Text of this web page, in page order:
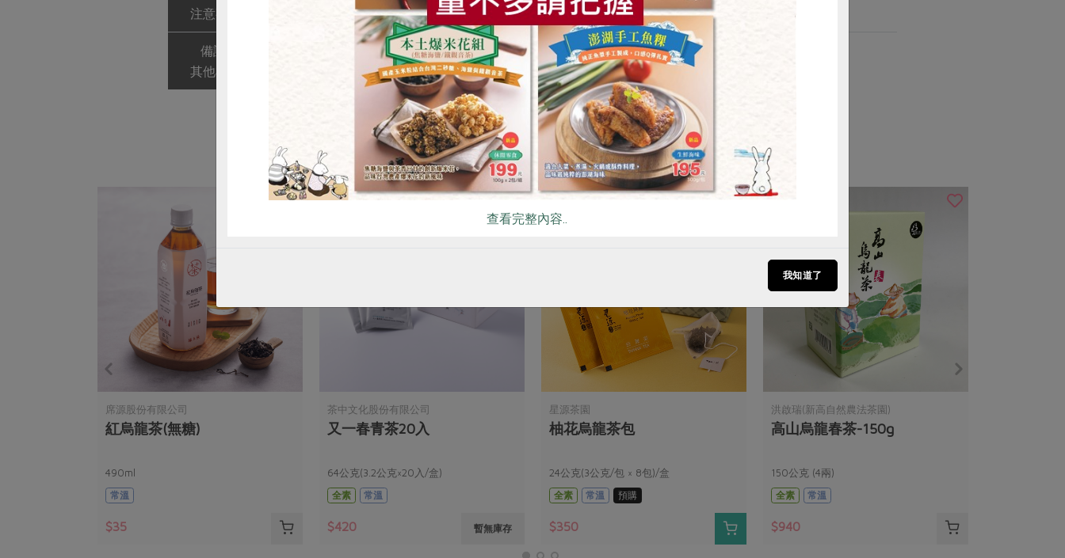
注意事項 本品含有牛奶及其製品，對其過敏者請勿食用。
備註/
其他標示
有機驗證字號: 1-009-210038
驗證機構: 慈心有機驗證股份有限公司
你可能有興趣的產品
席源股份有限公司
紅烏龍茶(無糖)
490ml
常溫
$35
茶中文化股份有限公司
又一春青茶20入
64公克(3.2公克×20入/盒)
全素
常溫
$420 暫無庫存
星源茶園
柚花烏龍茶包
24公克(3公克/包 × 8包)/盒
全素
常溫 預購
$350
洪啟瑞(新高自然農法茶園)
高山烏龍春茶-150g
150公克 (4兩)
全素
常溫
$940
查看完整內容..
我知道了